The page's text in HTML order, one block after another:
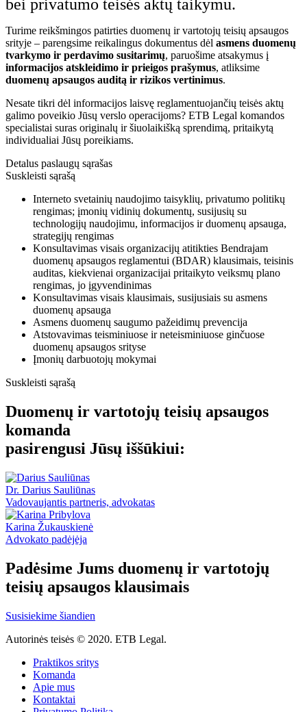
bei privatumo teisės aktų taikymu.
Turime reikšmingos patirties duomenų ir vartotojų teisių apsaugos
srityje – parengsime reikalingus dokumentus dėl asmens duomenų
tvarkymo ir perdavimo susitarimų, paruošime atsakymus į
informacijos atskleidimo ir prieigos prašymus, atliksime
duomenų apsaugos auditą ir rizikos vertinimus.
Nesate tikri dėl informacijos laisvę reglamentuojančių teisės aktų
galimo poveikio Jūsų verslo operacijoms? ETB Legal komandos
specialistai suras originalų ir šiuolaikišką sprendimą, pritaikytą
individualiai Jūsų poreikiams.
Detalus paslaugų sąrašas
Suskleisti sąrašą
Interneto svetainių naudojimo taisyklių, privatumo politikų
rengimas; įmonių vidinių dokumentų, susijusių su
technologijų naudojimu, informacijos ir duomenų apsauga,
strategijų rengimas
Konsultavimas visais organizacijų atitikties Bendrajam
duomenų apsaugos reglamentui (BDAR) klausimais, teisinis
auditas, kiekvienai organizacijai pritaikyto veiksmų plano
rengimas, jo įgyvendinimas
Konsultavimas visais klausimais, susijusiais su asmens
duomenų apsauga
Asmens duomenų saugumo pažeidimų prevencija
Atstovavimas teisminiuose ir neteisminiuose ginčuose
duomenų apsaugos srityse
Įmonių darbuotojų mokymai
Suskleisti sąrašą
Duomenų ir vartotojų teisių apsaugos
komanda
pasirengusi Jūsų iššūkiui:
Dr. Darius Sauliūnas
Vadovaujantis partneris, advokatas
Karina Žukauskienė
Advokato padėjėja
Padėsime Jums duomenų ir vartotojų
teisių apsaugos klausimais
Susisiekime šiandien
Autorinės teisės © 2020. ETB Legal.
Praktikos sritys
Komanda
Apie mus
Kontaktai